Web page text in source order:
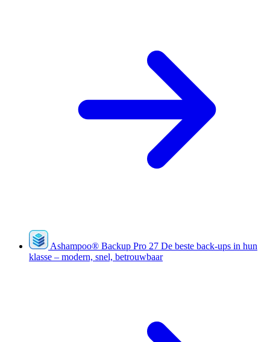
Ashampoo® Backup Pro 27 De beste back-ups in hun
klasse – modern, snel, betrouwbaar